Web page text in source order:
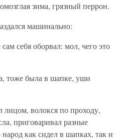
зима, грязный перрон.
машинально:
себя оборвал: мол, чего это
тоже была в шапке, уши
лицом, волокся по проходу,
приговаривал разные
как сидел в шапках, так и